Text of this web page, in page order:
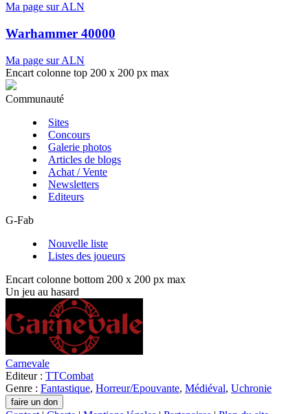
Ma page sur ALN
Warhammer 40000
Ma page sur ALN
Encart colonne top 200 x 200 px max
Communauté
Sites
Concours
Galerie photos
Articles de blogs
Achat / Vente
Newsletters
Editeurs
G-Fab
Nouvelle liste
Listes des joueurs
Encart colonne bottom 200 x 200 px max
Un jeu au hasard
Carnevale
Editeur : TTCombat
Genre : Fantastique, Horreur/Epouvante, Médiéval, Uchronie